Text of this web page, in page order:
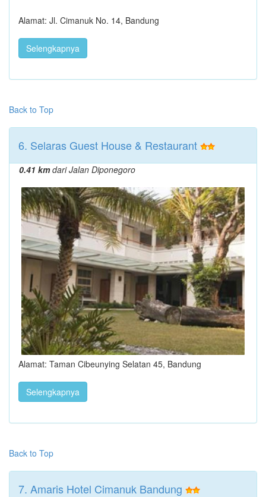
Alamat: Jl. Cimanuk No. 14, Bandung
Selengkapnya
Back to Top
6. Selaras Guest House & Restaurant
0.41 kmdari Jalan Diponegoro
Alamat: Taman Cibeunying Selatan 45, Bandung
Selengkapnya
Back to Top
7. Amaris Hotel Cimanuk Bandung